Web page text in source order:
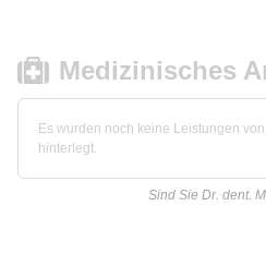
Medizinisches
Es wurden noch keine Leistungen
hinterlegt.
Sind Sie Dr. dent.